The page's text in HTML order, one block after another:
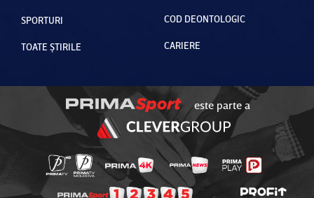
SPORTURI
TOATE ȘTIRILE
COD DEONTOLOGIC
CARIERE
este parte a